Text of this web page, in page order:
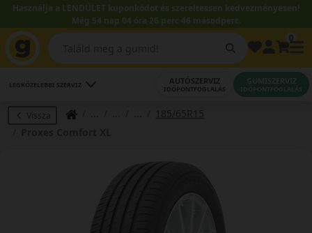
Használja a LENDÜLET kuponkódot és szereltessen kedvezményesen!
Még 54 nap 04 óra 26 perc 45 másodperc.
LEGKÖZELEBBI SZERVIZ AUTÓSZERVIZ
IDŐPONTFOGLALÁS
GUMISZERVIZ
IDŐPONTFOGLALÁS
Vissza
185/65R15